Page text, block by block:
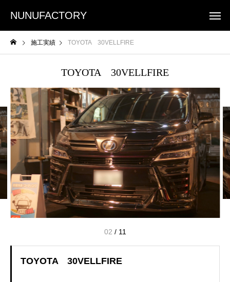
NUNUFACTORY
施工実績 TOYOTA 30VELLFIRE
TOYOTA 30VELLFIRE
02 / 11
TOYOTA 30VELLFIRE